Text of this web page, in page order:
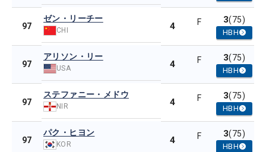
97
ゼン・リーチー
CHI 4 F 3(75)
HBH
97
アリソン・リー
USA 4 F 3(75)
HBH
97
ステファニー・メドウ
NIR 4 F 3(75)
HBH
97
パク・ヒヨン
KOR 4 F 3(75)
HBH